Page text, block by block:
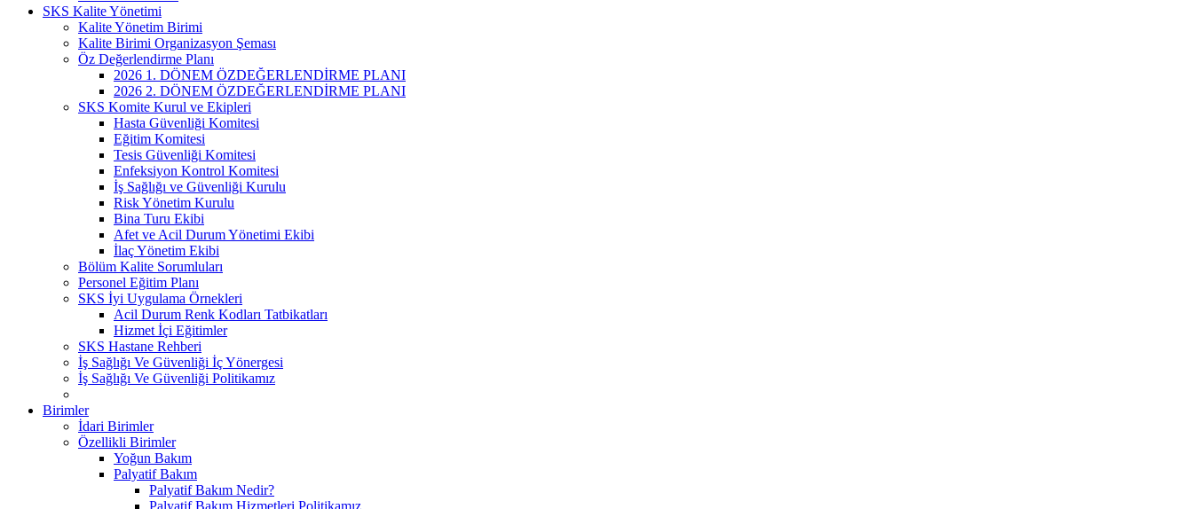
SKS Kalite Yönetimi
Kalite Yönetim Birimi
Kalite Birimi Organizasyon Şeması
Öz Değerlendirme Planı
2026 1. DÖNEM ÖZDEĞERLENDİRME PLANI
2026 2. DÖNEM ÖZDEĞERLENDİRME PLANI
SKS Komite Kurul ve Ekipleri
Hasta Güvenliği Komitesi
Eğitim Komitesi
Tesis Güvenliği Komitesi
Enfeksiyon Kontrol Komitesi
İş Sağlığı ve Güvenliği Kurulu
Risk Yönetim Kurulu
Bina Turu Ekibi
Afet ve Acil Durum Yönetimi Ekibi
İlaç Yönetim Ekibi
Bölüm Kalite Sorumluları
Personel Eğitim Planı
SKS İyi Uygulama Örnekleri
Acil Durum Renk Kodları Tatbikatları
Hizmet İçi Eğitimler
SKS Hastane Rehberi
İş Sağlığı Ve Güvenliği İç Yönergesi
İş Sağlığı Ve Güvenliği Politikamız
Birimler
İdari Birimler
Özellikli Birimler
Yoğun Bakım
Palyatif Bakım
Palyatif Bakım Nedir?
Palyatif Bakım Hizmetleri Politikamız